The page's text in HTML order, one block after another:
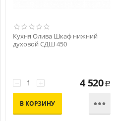
Кухня Олива Шкаф нижний
духовой СДШ 450
+
− 4 520 Р
В КОРЗИНУ 